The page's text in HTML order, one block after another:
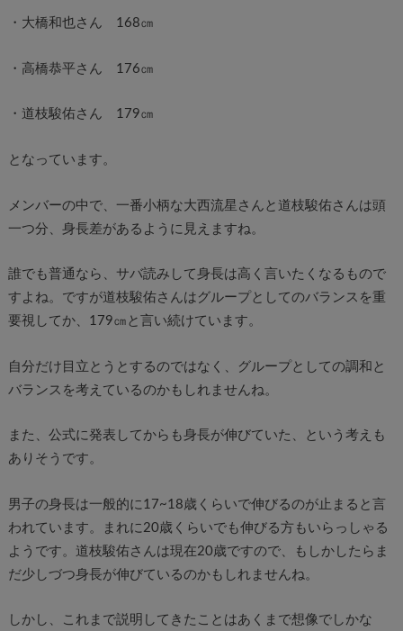
・大橋和也さん 168㎝
・高橋恭平さん 176㎝
・道枝駿佑さん 179㎝
となっています。
メンバーの中で、一番小柄な大西流星さんと道枝駿佑さんは頭
一つ分、身長差があるように見えますね。
誰でも普通なら、サバ読みして身長は高く言いたくなるもので
すよね。ですが道枝駿佑さんはグループとしてのバランスを重
要視してか、179㎝と言い続けています。
自分だけ目立とうとするのではなく、グループとしての調和と
バランスを考えているのかもしれませんね。
また、公式に発表してからも身長が伸びていた、という考えも
ありそうです。
男子の身長は一般的に17~18歳くらいで伸びるのが止まると言
われています。まれに20歳くらいでも伸びる方もいらっしゃる
ようです。道枝駿佑さんは現在20歳ですので、もしかしたらま
だ少しづつ身長が伸びているのかもしれませんね。
しかし、これまで説明してきたことはあくまで想像でしかな